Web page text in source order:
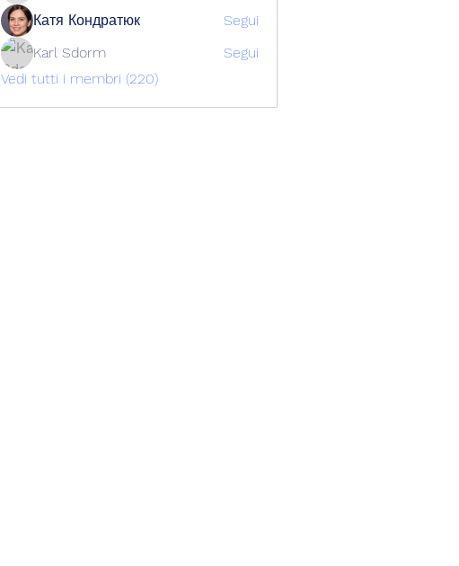
Катя Кондратюк
Segui
Karl Sdorm
Segui
Vedi tutti i membri (220)